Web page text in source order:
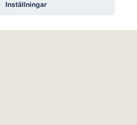
Retur
Inställningar